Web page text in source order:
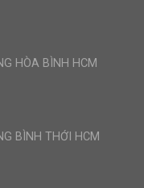
HÒA BÌNH HCM
BÌNH THỚI HCM